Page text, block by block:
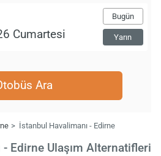
Bugün
Yarın
Ara
İstanbul Havalimanı - Edirne
Edirne Ulaşım Alternatifleri